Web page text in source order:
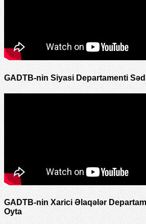
GADTB-nin Siyasi Departamenti
GADTB-nin Xarici Əlaqələr
Oyta